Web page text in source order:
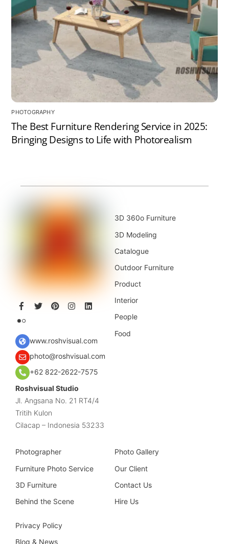
PHOTOGRAPHY
The Best Furniture Rendering Service in 2025:
Bringing Designs to Life with Photorealism
www.roshvisual.com
photo@roshvisual.com
+62 822-2622-7575
Roshvisual Studio
Jl. Angsana No. 21 RT4/4
Tritih Kulon
Cilacap – Indonesia 53233
3D 360o Furniture
3D Modeling
Catalogue
Outdoor Furniture
Product
Interior
People
Food
Photographer
Furniture Photo Service
3D Furniture
Behind the Scene
Photo Gallery
Our Client
Contact Us
Hire Us
Privacy Policy
Blog & News